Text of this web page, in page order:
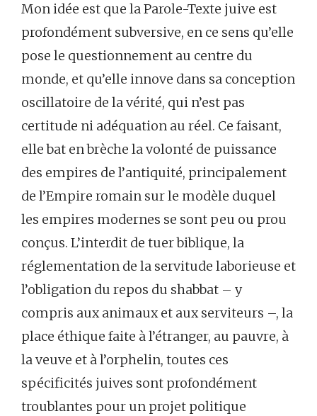
Mon idée est que la Parole-Texte juive est
profondément subversive, en ce sens qu’elle
pose le questionnement au centre du
monde, et qu’elle innove dans sa conception
oscillatoire de la vérité, qui n’est pas
certitude ni adéquation au réel. Ce faisant,
elle bat en brèche la volonté de puissance
des empires de l’antiquité, principalement
de l’Empire romain sur le modèle duquel
les empires modernes se sont peu ou prou
conçus. L’interdit de tuer biblique, la
réglementation de la servitude laborieuse et
l’obligation du repos du shabbat – y
compris aux animaux et aux serviteurs –, la
place éthique faite à l’étranger, au pauvre, à
la veuve et à l’orphelin, toutes ces
spécificités juives sont profondément
troublantes pour un projet politique